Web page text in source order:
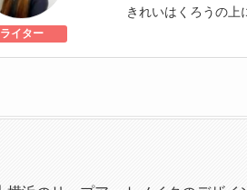
ライター
きれいはくろうの上